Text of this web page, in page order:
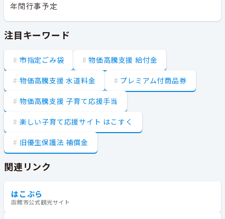
年間行事予定
注目キーワード
市指定ごみ袋 物価高騰支援 給付金
物価高騰支援 水道料金 プレミアム付商品券
物価高騰支援 子育て応援手当
楽しい子育て応援サイト はこすく
旧優生保護法 補償金
関連リンク
はこぶら
函館市公式観光サイト